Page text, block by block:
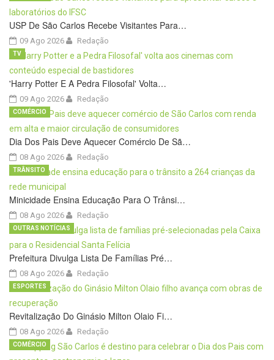
USP De São Carlos Recebe Visitantes Para…
09 Ago 2026 Redação
'Harry Potter E A Pedra Filosofal' Volta…
09 Ago 2026
TV
Redação
Dia Dos Pais Deve Aquecer Comércio De Sã…
08 Ago 2026
COMÉRCIO
Redação
Minicidade Ensina Educação Para O Trânsi…
08 Ago 2026
TRÂNSITO
Redação
Prefeitura Divulga Lista De Famílias Pré…
08 Ago 2026
OUTRAS NOTÍCIAS
Redação
Revitalização Do Ginásio Milton Olaio Fi…
08 Ago 2026
ESPORTES
Redação
COMÉRCIO